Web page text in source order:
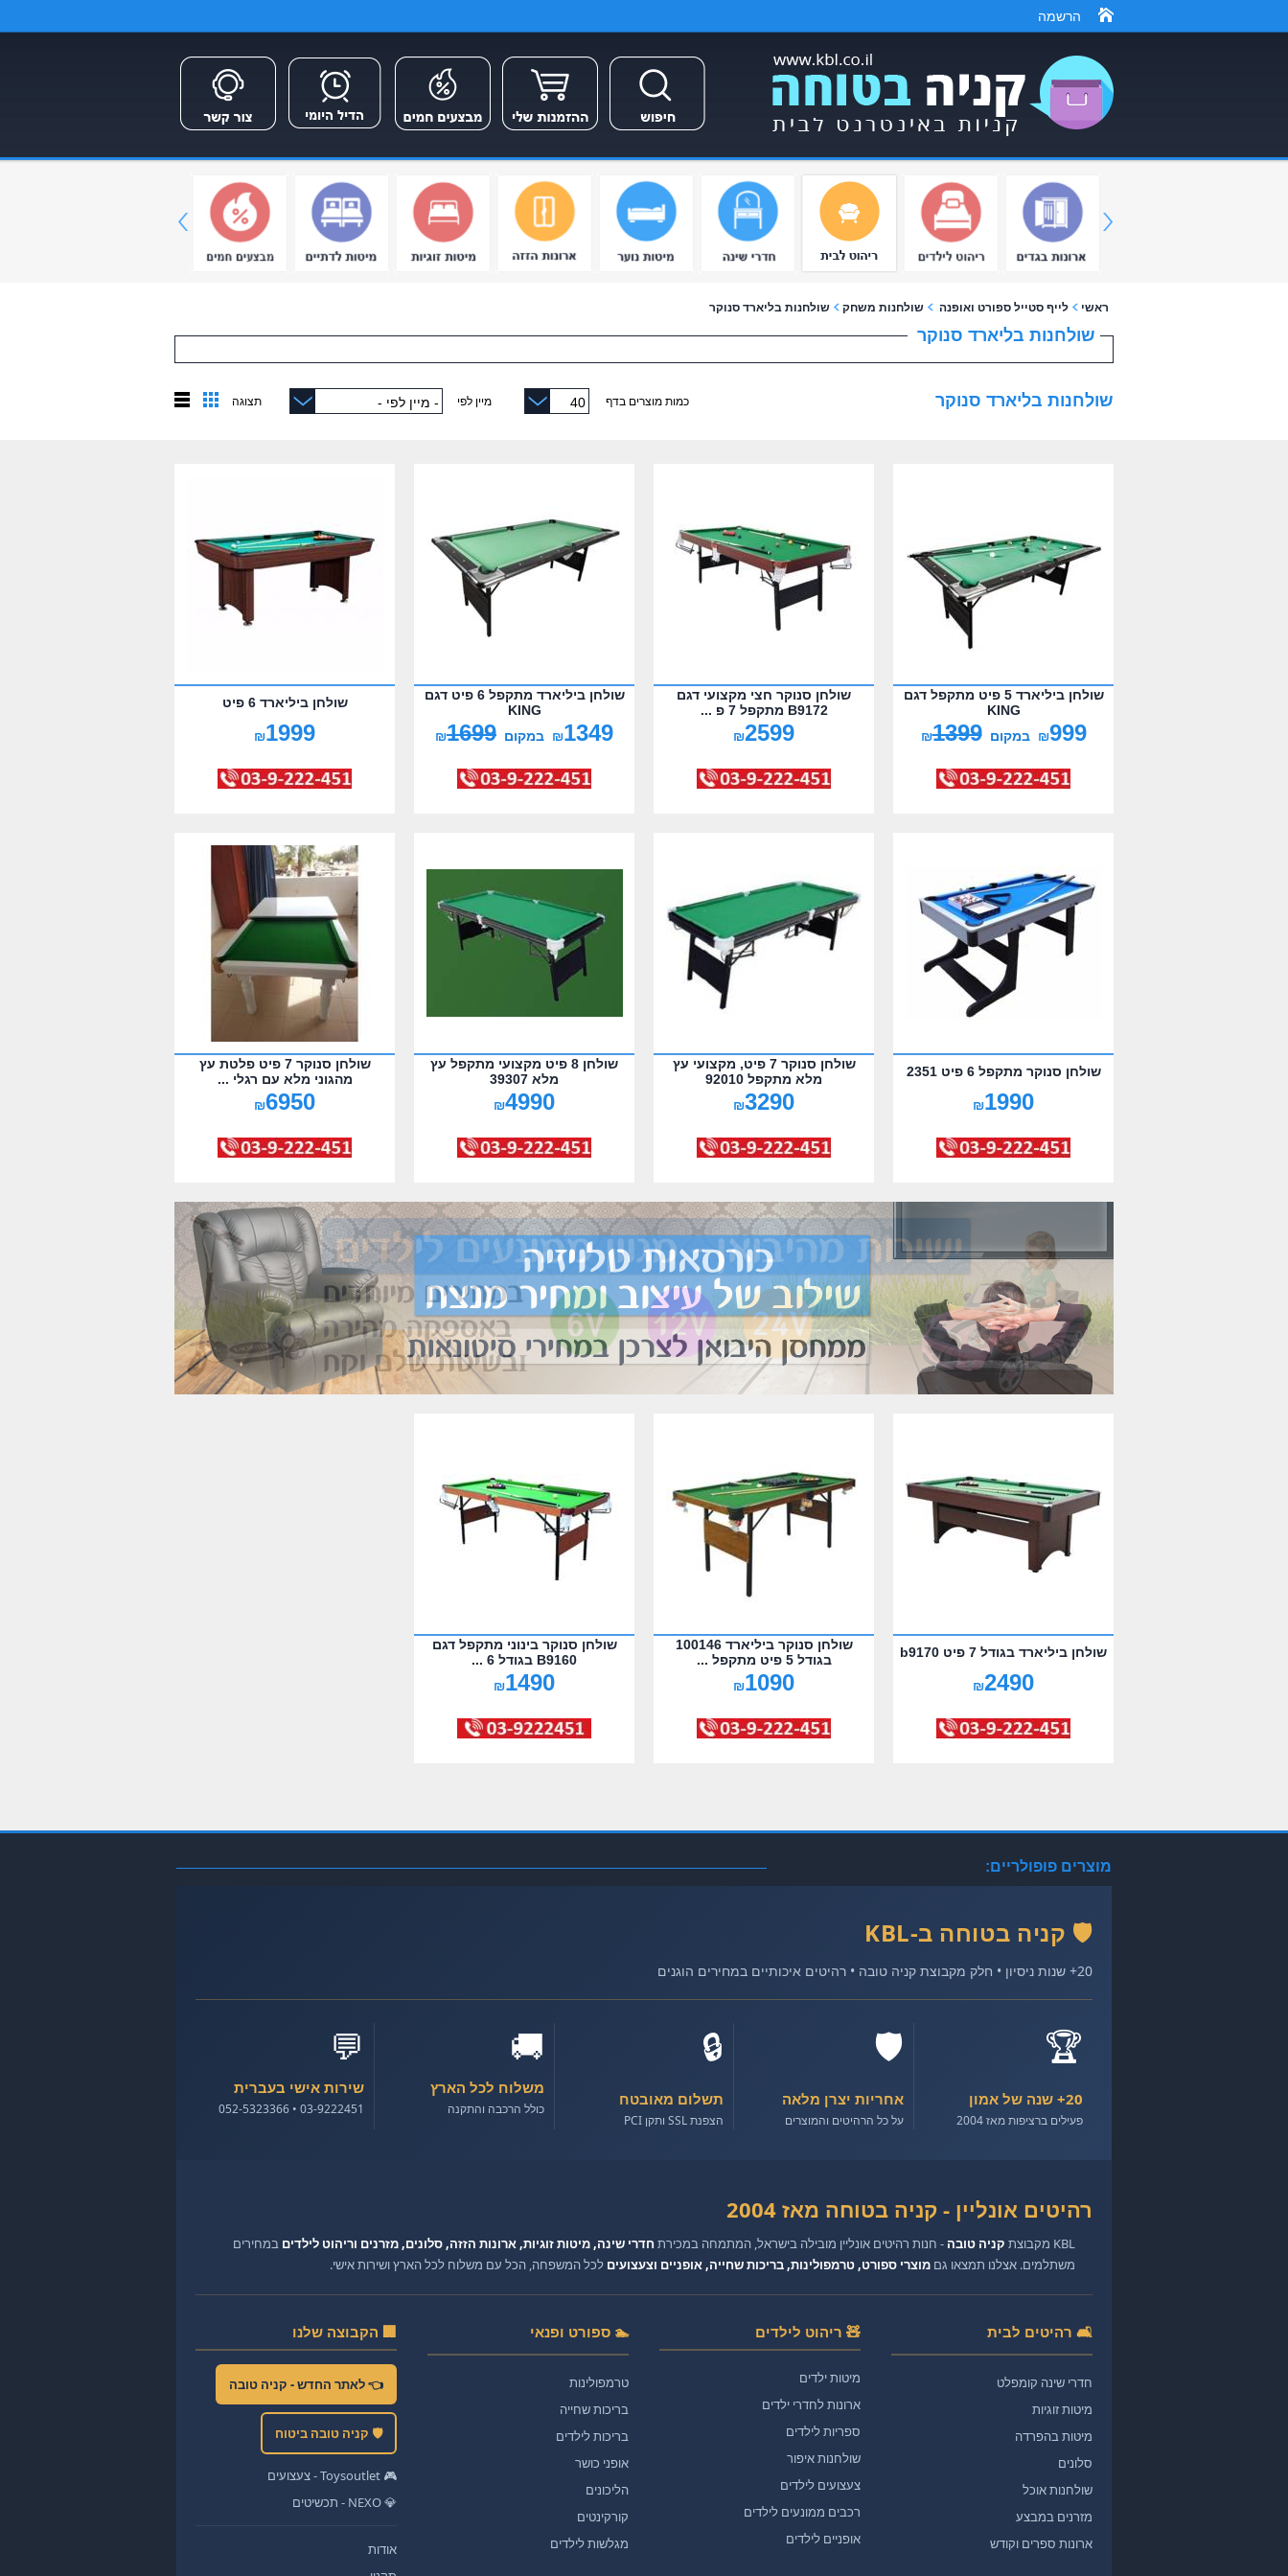
הרשמה
ראשי לייף סטייל ספורט ואופנה שולחנות משחק שולחנות בליארד סנוקר
שולחנות בליארד סנוקר
שולחנות בליארד סנוקר כמות מוצרים בדף מיין לפי תצוגה
שולחן ביליארד 5 פיט מתקפל דגם
KING
₪999 במקום ₪1399
שולחן סנוקר חצי מקצועי דגם
B9172 מתקפל 7 פ ...
₪2599
שולחן ביליארד מתקפל 6 פיט דגם
KING
₪1349 במקום ₪1699
שולחן ביליארד 6 פיט
₪1999
שולחן סנוקר מתקפל 6 פיט 2351
₪1990
שולחן סנוקר 7 פיט, מקצועי עץ
מלא מתקפל 92010
₪3290
שולחן 8 פיט מקצועי מתקפל עץ
מלא 39307
₪4990
שולחן סנוקר 7 פיט פלטת עץ
מהגוני מלא עם רגלי ...
₪6950
שולחן ביליארד בגודל 7 פיט b9170
₪2490
שולחן סנוקר ביליארד 100146
בגודל 5 פיט מתקפל ...
₪1090
שולחן סנוקר בינוני מתקפל דגם
B9160 בגודל 6 ...
₪1490
מוצרים פופולריים:
🛡️ קניה בטוחה ב-KBL
20+ שנות ניסיון • חלק מקבוצת קניה טובה • רהיטים איכותיים במחירים הוגנים
🏆
20+ שנה של אמון
פעילים ברציפות מאז 2004
🛡️
אחריות יצרן מלאה
על כל הרהיטים והמוצרים
🔒
תשלום מאובטח
הצפנת SSL ותקן PCI
🚚
משלוח לכל הארץ
כולל הרכבה והתקנה
💬
שירות אישי בעברית
03-9222451 • 052-5323366
רהיטים אונליין - קניה בטוחה מאז 2004
KBL מקבוצת קניה טובה - חנות רהיטים אונליין מובילה בישראל, המתמחה במכירת חדרי שינה, מיטות זוגיות, ארונות הזזה, סלונים, מזרנים וריהוט לילדים במחירים
משתלמים. אצלנו תמצאו גם מוצרי ספורט, טרמפולינות, בריכות שחייה, אופניים וצעצועים לכל המשפחה, הכל עם משלוח לכל הארץ ושירות אישי.
🛋️ רהיטים לבית
חדרי שינה קומפלט
מיטות זוגיות
מיטות בהפרדה
סלונים
שולחנות אוכל
מזרנים במבצע
ארונות ספרים וקודש
🧸 ריהוט לילדים
מיטות ילדים
ארונות לחדרי ילדים
ספריות לילדים
שולחנות איפור
צעצועים לילדים
רכבים ממונעים לילדים
אופניים לילדים
🏊 ספורט ופנאי
טרמפולינות
בריכות שחייה
בריכות לילדים
אופני כושר
הליכונים
קורקינטים
מגלשות לילדים
🏢 הקבוצה שלנו
👈 לאתר החדש - קניה טובה
🛡️ קניה טובה ביטוח
🎮 Toysoutlet - צעצועים
💎 NEXO - תכשיטים
אודות